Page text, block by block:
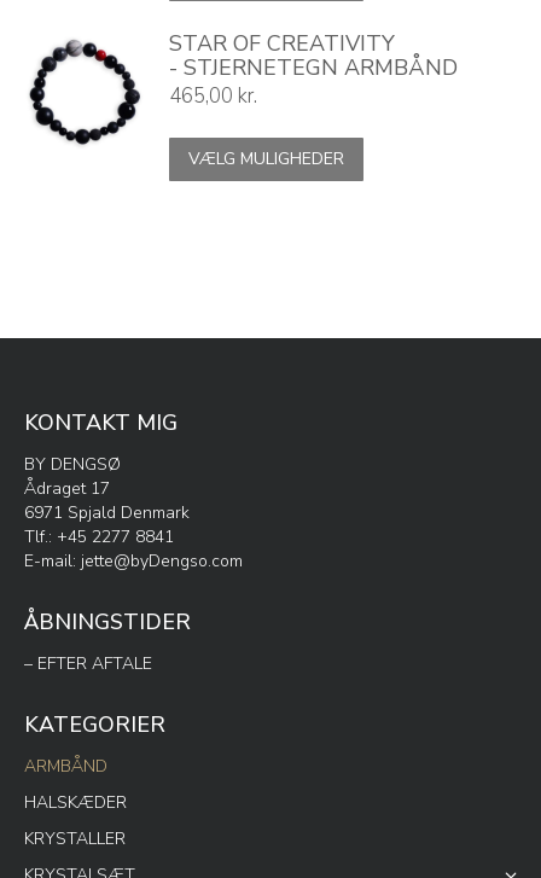
flere
varianter.
vælges
varesiden
STAR OF CREATIVITY
- STJERNETEGN ARMBÅND
465,00 kr.
VÆLG MULIGHEDER
på
KONTAKT MIG
BY DENGSØ
Ådraget 17
6971 Spjald Denmark
Tlf.: +45 2277 8841
E-mail: jette@byDengso.com
ÅBNINGSTIDER
– EFTER AFTALE
KATEGORIER
ARMBÅND
HALSKÆDER
KRYSTALLER